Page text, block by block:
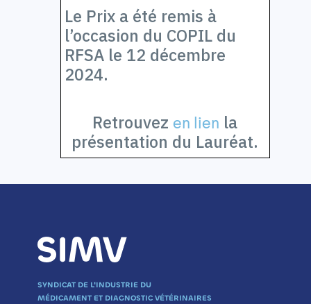
Le Prix a été remis à
l’occasion du COPIL du
RFSA le 12 décembre
2024.
Retrouvez en lien la
présentation du Lauréat.
SYNDICAT DE L'INDUSTRIE DU
MÉDICAMENT ET DIAGNOSTIC VÉTÉRINAIRES